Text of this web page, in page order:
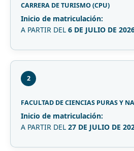
CARRERA DE TURISMO (CPU)
Inicio de matriculación:
A PARTIR DEL 6 DE JULIO DE
2
FACULTAD DE CIENCIAS PURAS Y
Inicio de matriculación:
A PARTIR DEL 27 DE JULIO DE